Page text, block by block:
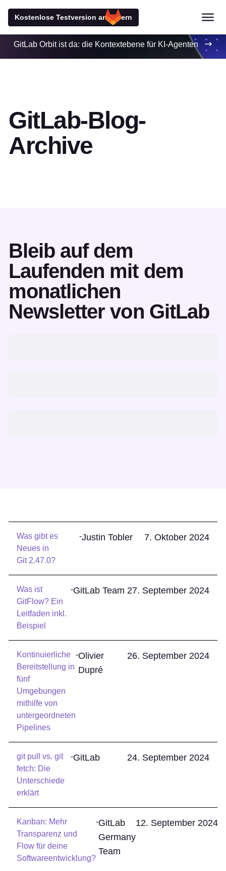
Kostenlose Testversion anfordern
GitLab Orbit ist da: die Kontextebene für KI-Agenten
GitLab-Blog-
Archive
Bleib auf dem
Laufenden mit dem
monatlichen
Newsletter von GitLab
Was gibt es
Neues in
Git 2.47.0?
-Justin Tobler 7. Oktober 2024
Was ist
GitFlow? Ein
Leitfaden inkl.
Beispiel
-GitLab Team 27. September 2024
Kontinuierliche
Bereitstellung in
fünf
Umgebungen
mithilfe von
untergeordneten
Pipelines
-Olivier
Dupré
26. September 2024
git pull vs. git
fetch: Die
Unterschiede
erklärt
-GitLab 24. September 2024
Kanban: Mehr
Transparenz und
Flow für deine
Softwareentwicklung?
-GitLab
Germany
Team
12. September 2024